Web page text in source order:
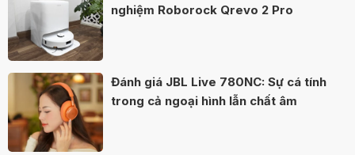
nghiệm Roborock Qrevo 2 Pro
Đánh giá JBL Live 780NC: Sự cá tính
trong cả ngoại hình lẫn chất âm